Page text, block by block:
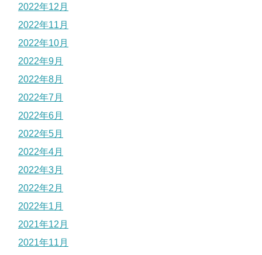
2022年12月
2022年11月
2022年10月
2022年9月
2022年8月
2022年7月
2022年6月
2022年5月
2022年4月
2022年3月
2022年2月
2022年1月
2021年12月
2021年11月